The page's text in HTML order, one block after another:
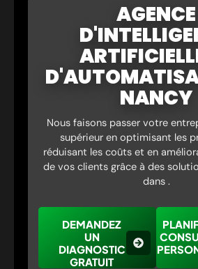
AGENCE
NANCY
Nous faisons passer votre
supérieur en optimisant les
réduisant les coûts et en
de vos clients grâce à des
dans .
DEMANDEZ
UN
DIAGNOSTIC
GRATUIT